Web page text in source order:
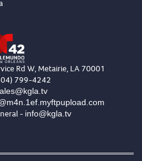
Rd W, Metairie, LA 70001
799-4242
- info@kgla.tv